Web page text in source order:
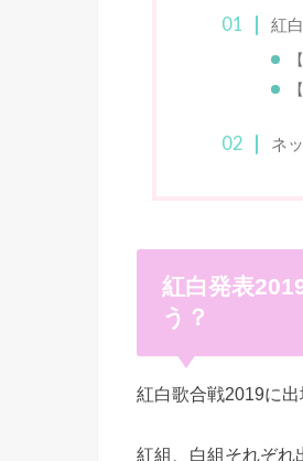
紅
ネ
紅白発表
う？
紅白歌合戦2019に
紅組、白組それぞれ